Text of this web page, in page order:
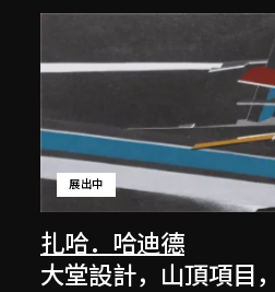
扎哈．哈迪德
展出中
大堂設計，山頂項目